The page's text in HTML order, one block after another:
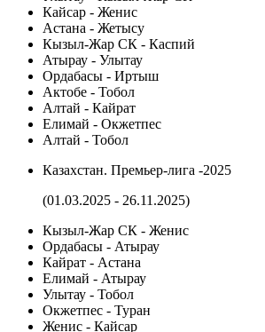
Кайсар - Женис
Астана - Жетысу
Кызыл-Жар СК - Каспий
Атырау - Улытау
Ордабасы - Иртыш
Актобе - Тобол
Алтай - Кайрат
Елимай - Окжетпес
Алтай - Тобол
Казахстан. Премьер-лига -2025
(01.03.2025 - 26.11.2025)
Кызыл-Жар СК - Женис
Ордабасы - Атырау
Кайрат - Астана
Елимай - Атырау
Улытау - Тобол
Окжетпес - Туран
Женис - Кайсар